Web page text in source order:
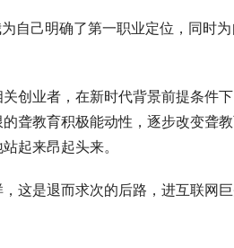
自己明确了第一职业定位，同时
创业者，在新时代背景前提条件
聋教育积极能动性，逐步改变聋
起来昂起头来。
这是退而求次的后路，进互联网